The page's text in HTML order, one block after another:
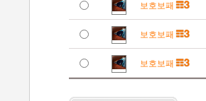
보호보패
보호보패
보호보패